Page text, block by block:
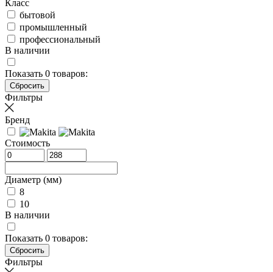
Класс
бытовой
промышленный
профессиональный
В наличии
Показать 0 товаров:
Фильтры
Бренд
Стоимость
Диаметр (мм)
8
10
В наличии
Показать 0 товаров:
Фильтры